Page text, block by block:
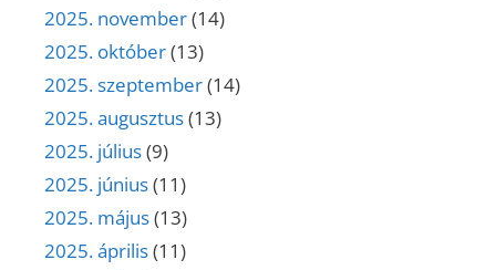
2025. november(14)
2025. október(13)
2025. szeptember(14)
2025. augusztus(13)
2025. július(9)
2025. június(11)
2025. május(13)
2025. április(11)